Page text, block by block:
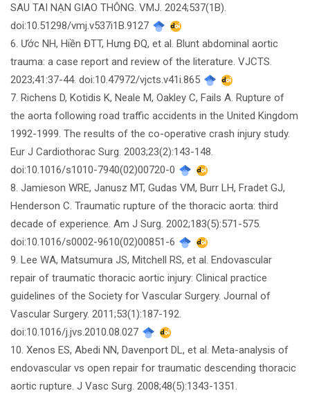
SAU TAI NẠN GIAO THÔNG. VMJ. 2024;537(1B).
doi:10.51298/vmj.v537i1B.9127
6. Ước NH, Hiền ĐTT, Hưng ĐQ, et al. Blunt abdominal aortic
trauma: a case report and review of the literature. VJCTS.
2023;41:37-44. doi:10.47972/vjcts.v41i.865
7. Richens D, Kotidis K, Neale M, Oakley C, Fails A. Rupture of
the aorta following road traffic accidents in the United Kingdom
1992-1999. The results of the co-operative crash injury study.
Eur J Cardiothorac Surg. 2003;23(2):143-148.
doi:10.1016/s1010-7940(02)00720-0
8. Jamieson WRE, Janusz MT, Gudas VM, Burr LH, Fradet GJ,
Henderson C. Traumatic rupture of the thoracic aorta: third
decade of experience. Am J Surg. 2002;183(5):571-575.
doi:10.1016/s0002-9610(02)00851-6
9. Lee WA, Matsumura JS, Mitchell RS, et al. Endovascular
repair of traumatic thoracic aortic injury: Clinical practice
guidelines of the Society for Vascular Surgery. Journal of
Vascular Surgery. 2011;53(1):187-192.
doi:10.1016/j.jvs.2010.08.027
10. Xenos ES, Abedi NN, Davenport DL, et al. Meta-analysis of
endovascular vs open repair for traumatic descending thoracic
aortic rupture. J Vasc Surg. 2008;48(5):1343-1351.